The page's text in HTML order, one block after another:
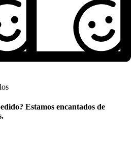
Estamos encantados de